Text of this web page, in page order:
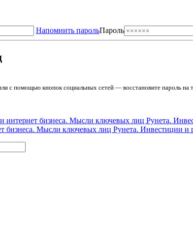
Напомнить парольПароль
с помощью кнопок социальных сетей — восстановите пароль на
бизнеса. Мысли ключевых лиц Рунета. Инвестиции и